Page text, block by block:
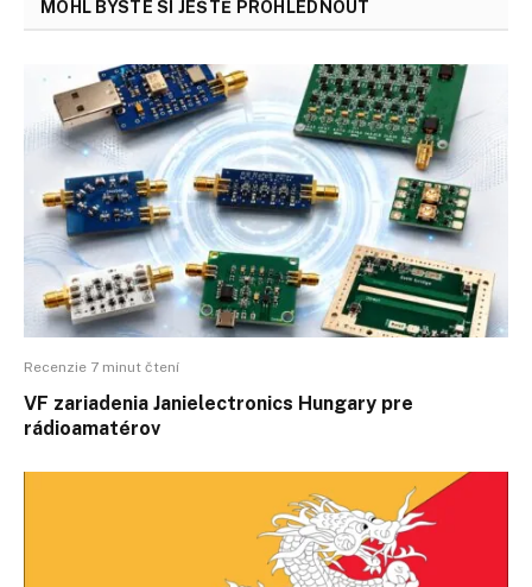
MOHL BYSTE SI JEŠTĚ PROHLÉDNOUT
Recenzie 7 minut čtení
VF zariadenia Janielectronics Hungary pre
rádioamatérov